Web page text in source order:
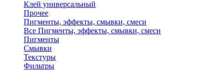
Клей универсальный
Прочее
Пигменты, эффекты, смывки, смеси
Все Пигменты, эффекты, смывки, смеси
Пигменты
Смывки
Текстуры
Фильтры